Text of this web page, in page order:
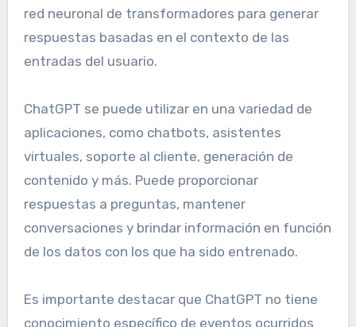
red neuronal de transformadores para generar
respuestas basadas en el contexto de las
entradas del usuario.
ChatGPT se puede utilizar en una variedad de
aplicaciones, como chatbots, asistentes
virtuales, soporte al cliente, generación de
contenido y más. Puede proporcionar
respuestas a preguntas, mantener
conversaciones y brindar información en función
de los datos con los que ha sido entrenado.
Es importante destacar que ChatGPT no tiene
conocimiento específico de eventos ocurridos